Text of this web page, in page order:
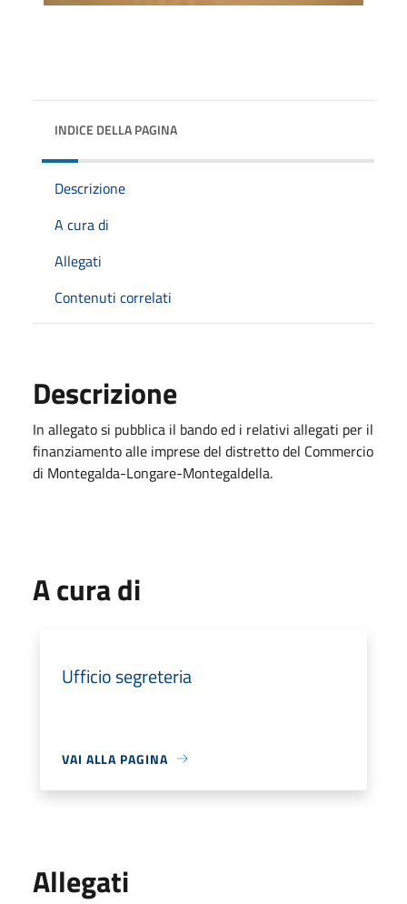
INDICE DELLA PAGINA
Descrizione
A cura di
Allegati
Contenuti correlati
Descrizione
In allegato si pubblica il bando ed i relativi allegati per il
finanziamento alle imprese del distretto del Commercio
di Montegalda-Longare-Montegaldella.
A cura di
Ufficio segreteria
VAI ALLA PAGINA
Allegati